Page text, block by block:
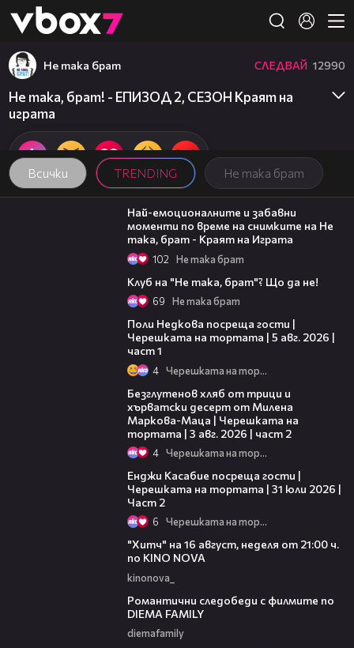
👾
Всички TRENDING Не така брат
Не така брат СЛЕДВАЙ 12990
Не така, брат! - ЕПИЗОД 2, СЕЗОН Краят на
играта
06:01
Най-емоционалните и забавни
моменти по време на снимките на Не
така, брат - Краят на Играта
102 Не така брат
Клуб на "Не така, брат"? Що да не!
69 Не така брат
Поли Недкова посреща гости |
Черешката на тортата | 5 авг. 2026 |
част 1
4 Черешката на тортата
Безглутенов хляб от трици и
хърватски десерт от Милена
Маркова-Маца | Черешката на
тортата | 3 авг. 2026 | част 2
4 Черешката на тортата
Енджи Касабие посреща гости |
Черешката на тортата | 31 юли 2026 |
Част 2
6 Черешката на тортата
"Хитч" на 16 август, неделя от 21:00 ч.
по KINO NOVA
kinonova_
Романтични следобеди с филмите по
DIEMA FAMILY
diemafamily